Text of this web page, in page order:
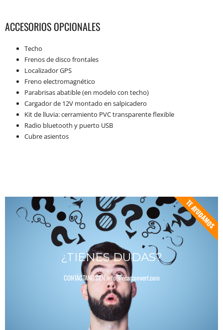
ACCESORIOS OPCIONALES
Techo
Frenos de disco frontales
Localizador GPS
Freno electromagnético
Parabrisas abatible (en modelo con techo)
Cargador de 12V montado en salpicadero
Kit de lluvia: cerramiento PVC transparente flexible
Radio bluetooth y puerto USB
Cubre asientos
¿TIENES DUDAS?
CONTÁCTANOS EN info@ecarconvert.com
TE AYUDAMOS